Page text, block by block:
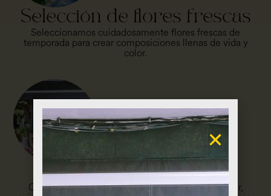
Selección de flores frescas
Seleccionamos cuidadosamente flores frescas de
temporada para crear composiciones llenas de vida y
color.
Diseño en taller
Cada arreglo es diseñado a mano en nuestro taller,